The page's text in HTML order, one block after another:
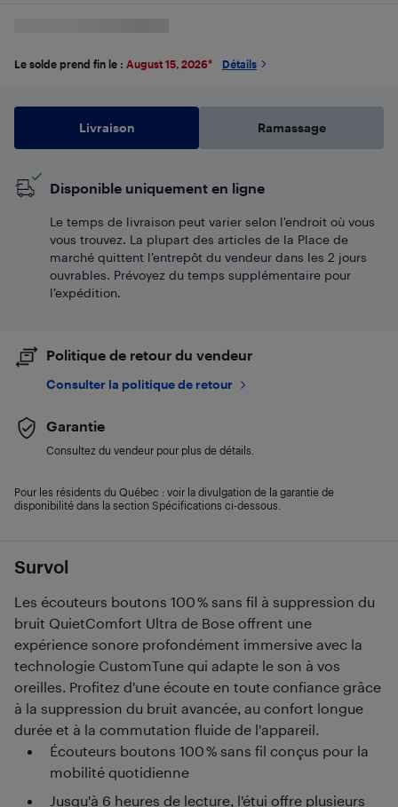
Survol
Les écouteurs boutons 100 % sans fil à suppression du
bruit QuietComfort Ultra de Bose offrent une
expérience sonore profondément immersive avec la
technologie CustomTune qui adapte le son à vos
oreilles. Profitez d'une écoute en toute confiance grâce
à la suppression du bruit avancée, au confort longue
durée et à la commutation fluide de l'appareil.
Écouteurs boutons 100 % sans fil conçus pour la
mobilité quotidienne
Jusqu'à 6 heures de lecture, l'étui offre plusieurs
Le solde prend fin le : August 15, 2026* Détails
Livraison Ramassage
Disponible uniquement en ligne
Le temps de livraison peut varier selon l'endroit où vous
vous trouvez. La plupart des articles de la Place de
marché quittent l’entrepôt du vendeur dans les 2 jours
ouvrables. Prévoyez du temps supplémentaire pour
l’expédition.
Politique de retour du vendeur
Consulter la politique de retour
Garantie
Consultez du vendeur pour plus de détails.
Pour les résidents du Québec : voir la divulgation de la garantie de
disponibilité dans la section Spécifications ci-dessous.